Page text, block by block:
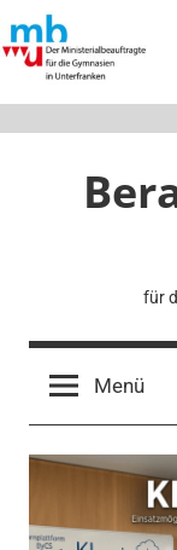
Inhalt
springen
für
Menü